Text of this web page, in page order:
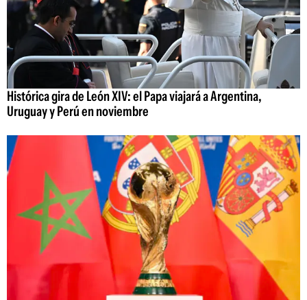
Histórica gira de León XIV: el Papa viajará a Argentina,
Uruguay y Perú en noviembre